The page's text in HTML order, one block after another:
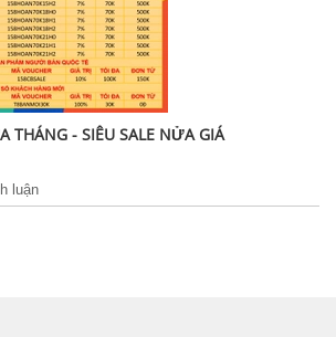
THÁNG - SIÊU SALE NỬA GIÁ
luận